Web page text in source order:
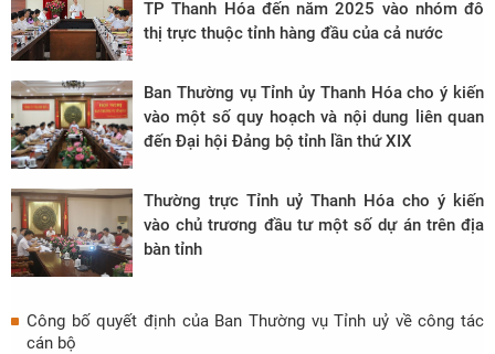
TP Thanh Hóa đến năm 2025 vào nhóm đô
thị trực thuộc tỉnh hàng đầu của cả nước
Ban Thường vụ Tỉnh ủy Thanh Hóa cho ý kiến
vào một số quy hoạch và nội dung liên quan
đến Đại hội Đảng bộ tỉnh lần thứ XIX
Thường trực Tỉnh uỷ Thanh Hóa cho ý kiến
vào chủ trương đầu tư một số dự án trên địa
bàn tỉnh
Công bố quyết định của Ban Thường vụ Tỉnh uỷ về công tác
cán bộ